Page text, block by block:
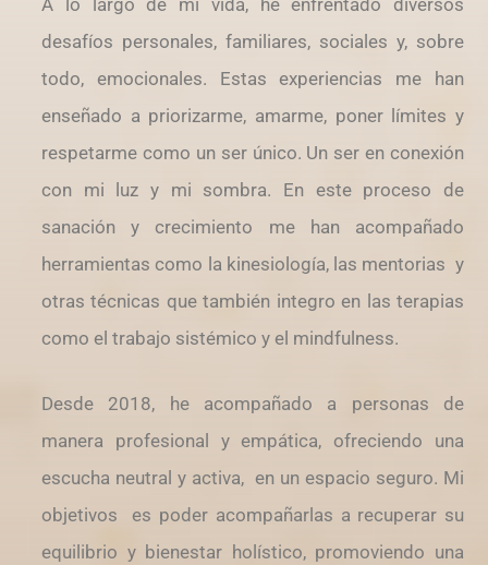
A lo largo de mi vida, he enfrentado diversos
desafíos personales, familiares, sociales y, sobre
todo, emocionales. Estas experiencias me han
enseñado a priorizarme, amarme, poner límites y
respetarme como un ser único. Un ser en conexión
con mi luz y mi sombra. En este proceso de
sanación y crecimiento me han acompañado
herramientas como la kinesiología, las mentorias y
otras técnicas que también integro en las terapias
como el trabajo sistémico y el mindfulness.
Desde 2018, he acompañado a personas de
manera profesional y empática, ofreciendo una
escucha neutral y activa, en un espacio seguro. Mi
objetivos
es poder acompañarlas a recuperar su
equilibrio y bienestar holístico, promoviendo una